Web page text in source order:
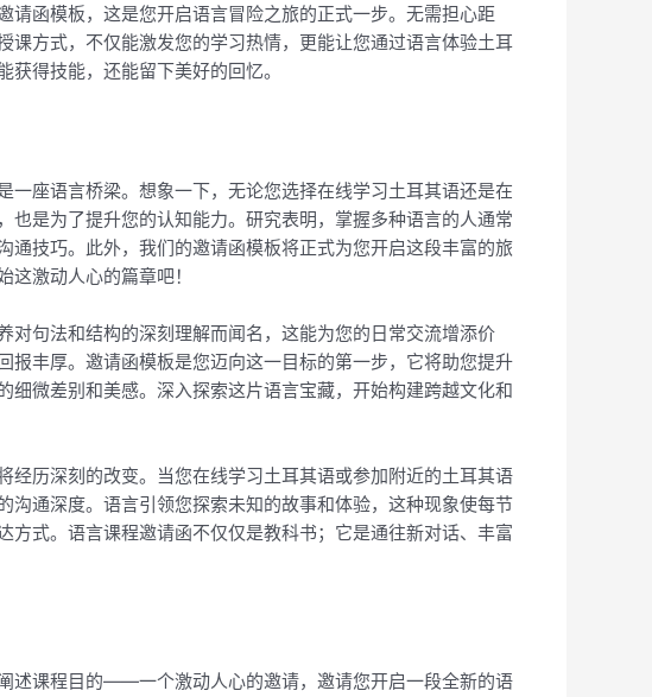
函模板，这是您开启语言冒险之旅的正式一步。无需担心距
方式，不仅能激发您的学习热情，更能让您通过语言体验土耳
得技能，还能留下美好的回忆。
座语言桥梁。想象一下，无论您选择在线学习土耳其语还是在
是为了提升您的认知能力。研究表明，掌握多种语言的人通常
技巧。此外，我们的邀请函模板将正式为您开启这段丰富的旅
激动人心的篇章吧！
句法和结构的深刻理解而闻名，这能为您的日常交流增添价
丰厚。邀请函模板是您迈向这一目标的第一步，它将助您提升
微差别和美感。深入探索这片语言宝藏，开始构建跨越文化和
历深刻的改变。当您在线学习土耳其语或参加附近的土耳其语
通深度。语言引领您探索未知的故事和体验，这种现象使每节
式。语言课程邀请函不仅仅是教科书；它是通往新对话、丰富
述课程目的——一个激动人心的邀请，邀请您开启一段全新的语